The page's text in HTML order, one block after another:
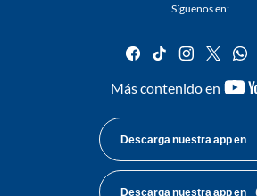
Síguenos en:
facebook
tiktok
Más contenido en
Descarga nuestra app en
Descarga nuestra app en